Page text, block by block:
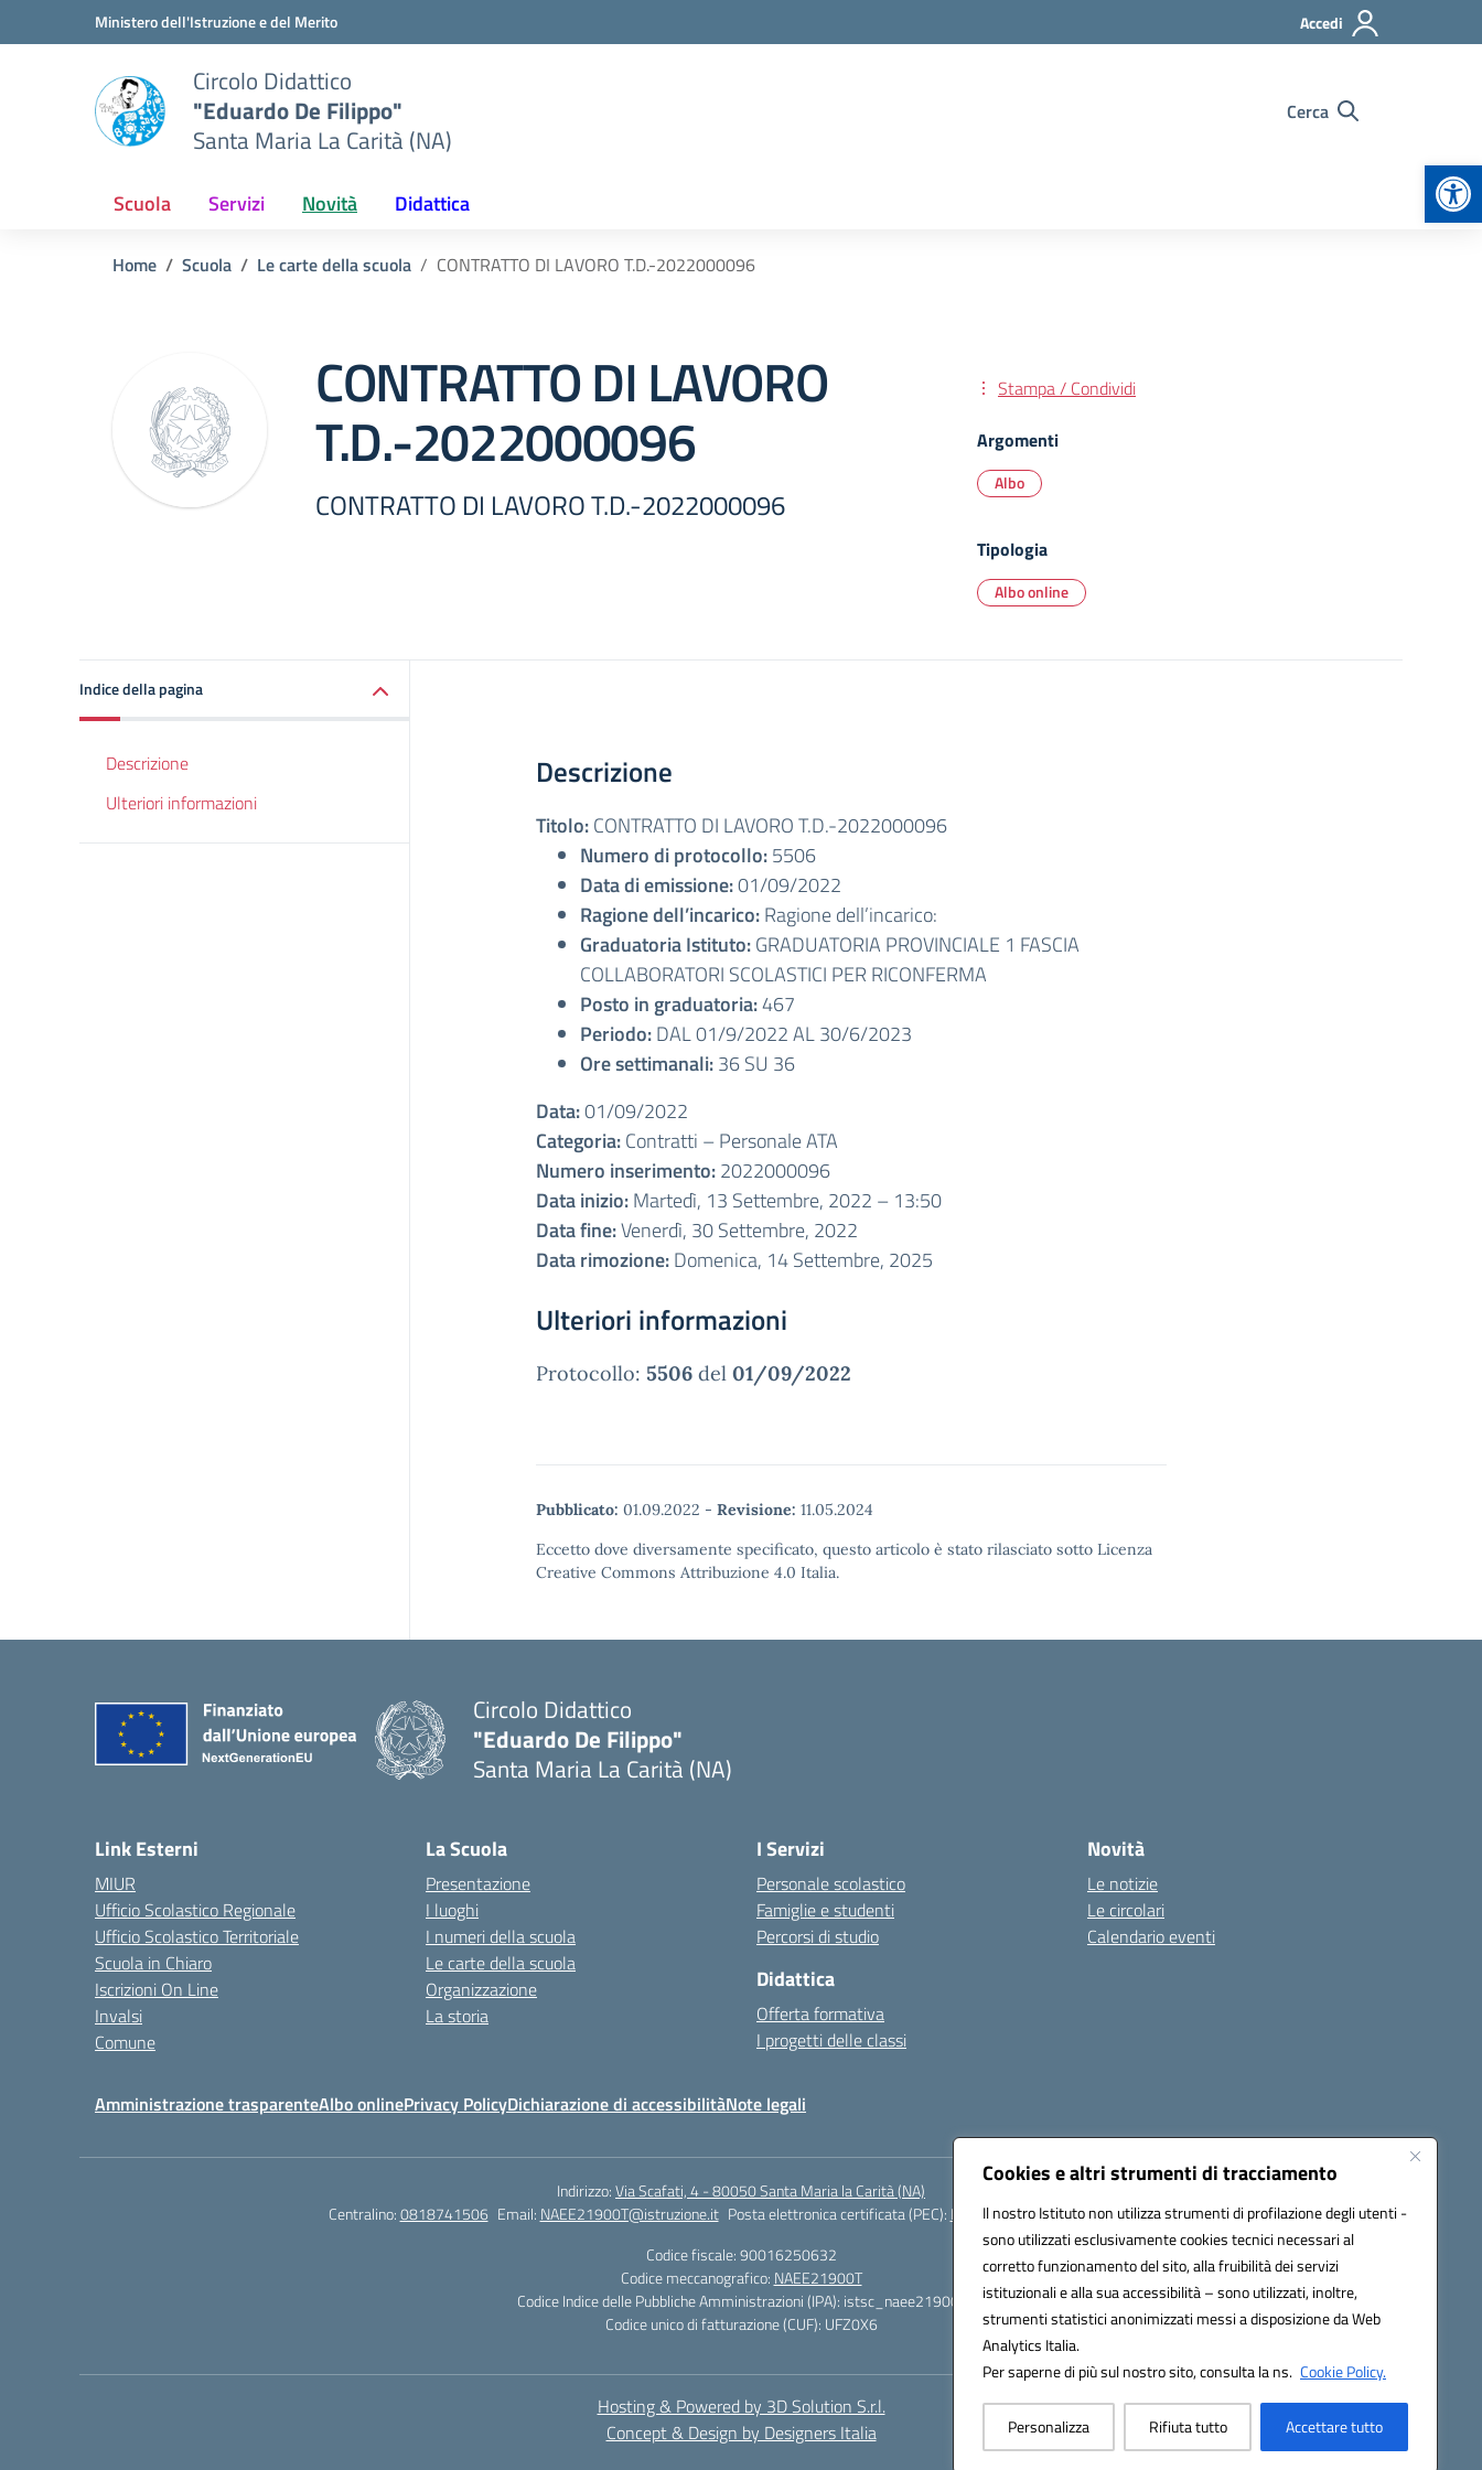
Cookies e altri strumenti di tracciamento
Il nostro Istituto non utilizza strumenti di profilazione degli utenti -
sono utilizzati esclusivamente cookies tecnici necessari al
corretto funzionamento del sito, alla fruibilità dei servizi
istituzionali e alla sua accessibilità – sono utilizzati, inoltre,
strumenti statistici anonimizzati messi a disposizione da Web
Analytics Italia.
Per saperne di più sul nostro sito, consulta la ns. Cookie Policy.
Personalizza Rifiuta tutto Accettare tutto
Vai ai contenuti
Vai al menu di navigazioneMinistero dell'Istruzione e del Merito Accedi
Circolo Didattico
"Eduardo De Filippo"
Santa Maria La Carità (NA)
Cerca
Scuola Servizi Novità Didattica
Home Scuola Le carte della scuola CONTRATTO DI LAVORO T.D.-2022000096
CONTRATTO DI LAVORO
T.D.-2022000096
CONTRATTO DI LAVORO T.D.-2022000096
Stampa / Condividi
Argomenti
Albo
Tipologia
Albo online
Indice della pagina
Descrizione
Ulteriori informazioni
Descrizione
Titolo:CONTRATTO DI LAVORO T.D.-2022000096
Numero di protocollo:5506
Data di emissione:01/09/2022
Ragione dell’incarico:Ragione dell’incarico:
Graduatoria Istituto:GRADUATORIA PROVINCIALE 1 FASCIA
COLLABORATORI SCOLASTICI PER RICONFERMA
Posto in graduatoria:467
Periodo:DAL 01/9/2022 AL 30/6/2023
Ore settimanali:36 SU 36
Data:01/09/2022
Categoria:Contratti – Personale ATA
Numero inserimento:2022000096
Data inizio:Martedì, 13 Settembre, 2022 – 13:50
Data fine:Venerdì, 30 Settembre, 2022
Data rimozione:Domenica, 14 Settembre, 2025
Ulteriori informazioni
Protocollo: 5506 del 01/09/2022
Pubblicato: 01.09.2022 - Revisione: 11.05.2024
Eccetto dove diversamente specificato, questo articolo è stato rilasciato sotto Licenza
Creative Commons Attribuzione 4.0 Italia.
Circolo Didattico
"Eduardo De Filippo"
Santa Maria La Carità (NA)
Link Esterni
MIUR
Ufficio Scolastico Regionale
Ufficio Scolastico Territoriale
Scuola in Chiaro
Iscrizioni On Line
Invalsi
Comune
La Scuola
Presentazione
I luoghi
I numeri della scuola
Le carte della scuola
Organizzazione
La storia
I Servizi
Personale scolastico
Famiglie e studenti
Percorsi di studio
Didattica
Offerta formativa
I progetti delle classi
Novità
Le notizie
Le circolari
Calendario eventi
Amministrazione trasparenteAlbo onlinePrivacy PolicyDichiarazione di accessibilitàNote legali
Indirizzo:Via Scafati, 4 - 80050 Santa Maria la Carità (NA)
Centralino:0818741506 Email: NAEE21900T@istruzione.it Posta elettronica certificata (PEC): NAEE21900T@pec.istruzione.it
Codice fiscale: 90016250632
Codice meccanografico: NAEE21900T
Codice Indice delle Pubbliche Amministrazioni (IPA): istsc_naee21900t
Codice unico di fatturazione (CUF): UFZ0X6
Hosting & Powered by 3D Solution S.r.l.
Concept & Design by Designers Italia